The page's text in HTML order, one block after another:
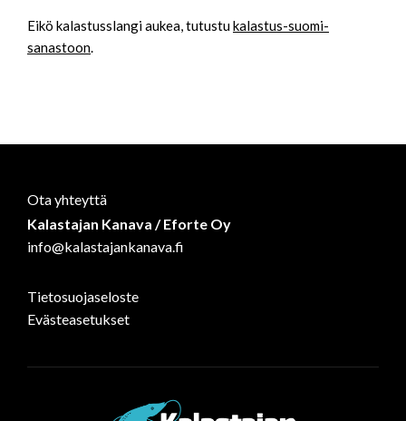
Eikö kalastusslangi aukea, tutustukalastus-suomi-
sanastoon
Ota yhteyttä
Kalastajan Kanava / Eforte Oy
info@kalastajankanava.fi
Tietosuojaseloste
Evästeasetukset